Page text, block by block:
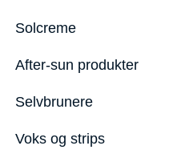
Solcreme
After-sun produkter
Selvbrunere
Voks og strips